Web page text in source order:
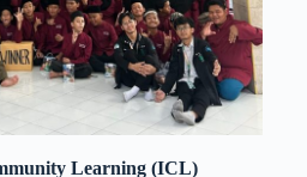
Learning (ICL)